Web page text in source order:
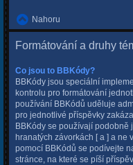
Nahoru
Formátování a druhy
Co jsou to BBKódy?
BBKódy jsou speciální
kontrolu pro formátování
používání BBKódů uděluje
pro jednotlivé příspěvky
BBKódy se používají podobně
hranatých závorkách [ a ] a ne
pomocí BBKódů se podívejte
stránce, na které se píší